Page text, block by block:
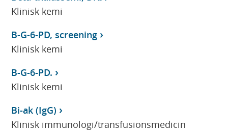
Klinisk kemi
B-G-6-PD, screening
Klinisk kemi
B-G-6-PD.
Klinisk kemi
Bi-ak (IgG)
Klinisk immunologi/transfusionsmedicin